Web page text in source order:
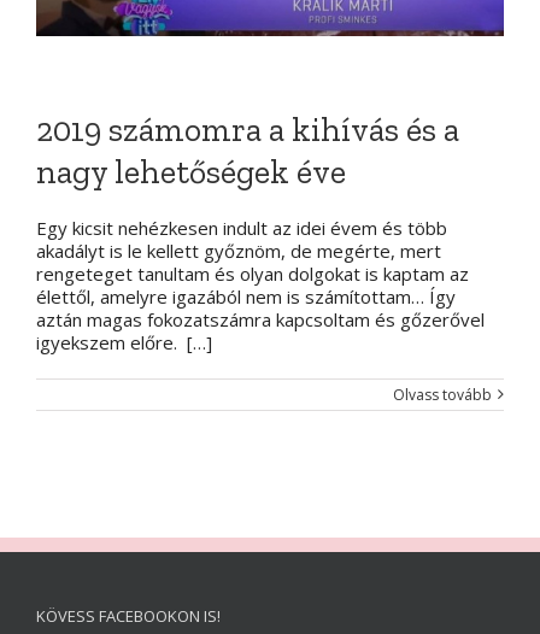
2019 számomra a kihívás és a
nagy lehetőségek éve
Egy kicsit nehézkesen indult az idei évem és több
akadályt is le kellett győznöm, de megérte, mert
rengeteget tanultam és olyan dolgokat is kaptam az
élettől, amelyre igazából nem is számítottam… Így
aztán magas fokozatszámra kapcsoltam és gőzerővel
igyekszem előre. […]
Olvass tovább
KÖVESS FACEBOOKON IS!